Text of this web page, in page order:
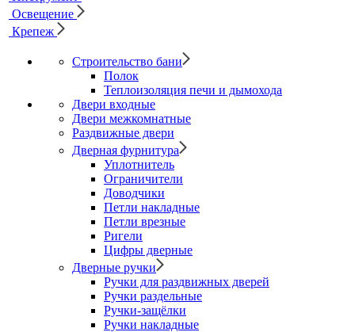
Освещение
Крепеж
Строительство бани
Полок
Теплоизоляция печи и дымохода
Двери входные
Двери межкомнатные
Раздвижные двери
Дверная фурнитура
Уплотнитель
Ограничители
Доводчики
Петли накладные
Петли врезные
Ригели
Цифры дверные
Дверные ручки
Ручки для раздвижных дверей
Ручки раздельные
Ручки-защёлки
Ручки накладные